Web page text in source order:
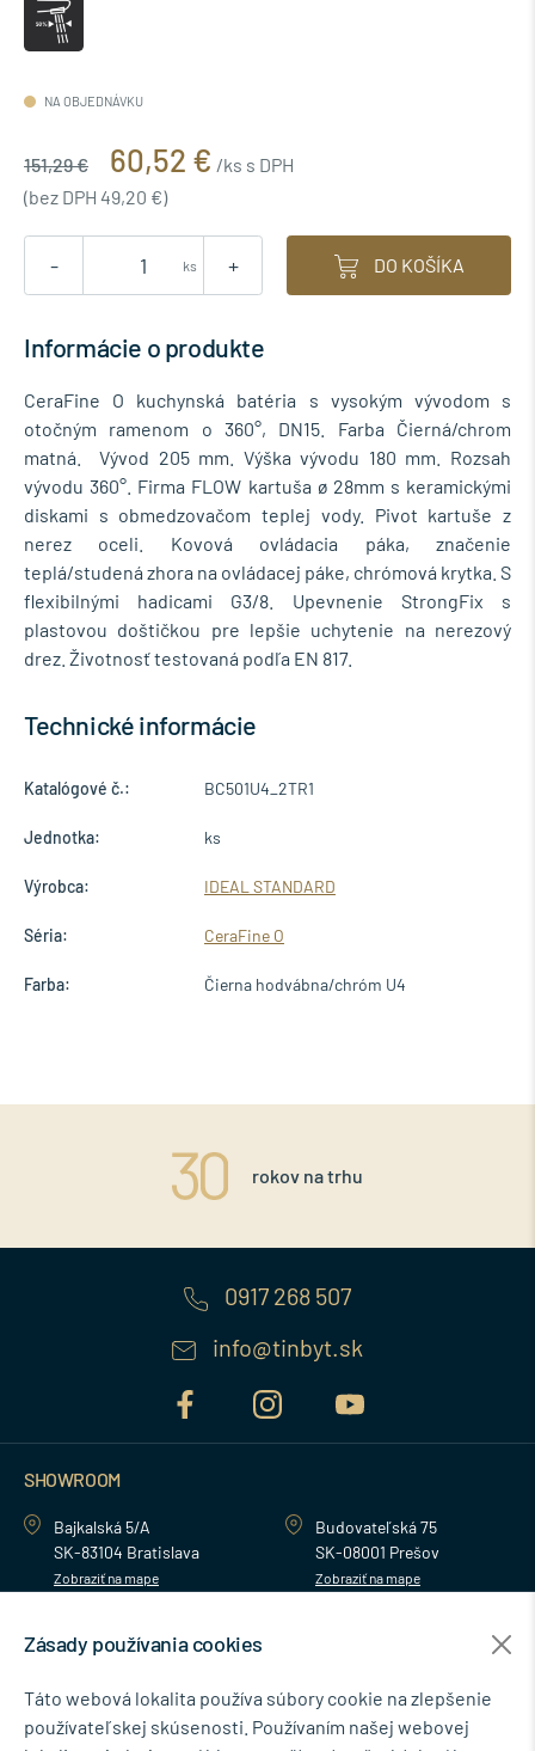
NA OBJEDNÁVKU
151,29 € 60,52 € /ks s DPH
(bez DPH 49,20 €)
- +
ks DO KOŠÍKA
Informácie o produkte
CeraFine O kuchynská batéria s vysokým vývodom s
otočným ramenom o 360°, DN15. Farba Čierná/chrom
matná. Vývod 205 mm. Výška vývodu 180 mm. Rozsah
vývodu 360°. Firma FLOW kartuša ø 28mm s keramickými
diskami s obmedzovačom teplej vody. Pivot kartuše z
nerez oceli. Kovová ovládacia páka, značenie
teplá/studená zhora na ovládacej páke, chrómová krytka. S
flexibilnými hadicami G3/8. Upevnenie StrongFix s
plastovou doštičkou pre lepšie uchytenie na nerezový
drez. Životnosť testovaná podľa EN 817.
Technické informácie
Katalógové č.: BC501U4_2TR1
Jednotka: ks
Výrobca: IDEAL STANDARD
Séria: CeraFine O
Farba: Čierna hodvábna/chróm U4
rokov na trhu
0917 268 507
info@tinbyt.sk
SHOWROOM
Bajkalská 5/A
SK-83104 Bratislava
Zobraziť na mape
Budovateľská 75
SK-08001 Prešov
Zobraziť na mape
NEWSLETTER
Zásady používania cookies
Táto webová lokalita používa súbory cookie na zlepšenie
používateľskej skúsenosti. Používaním našej webovej